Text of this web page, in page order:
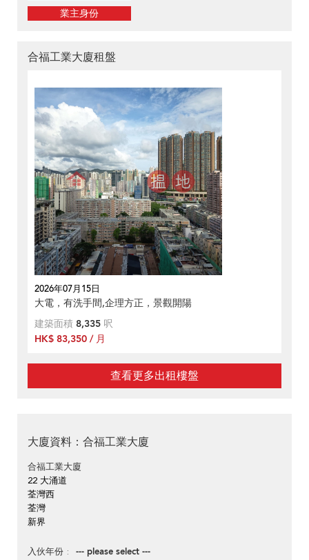
業主身份
合福工業大廈租盤
2026年07月15日
大電，有洗手間,企理方正，景觀開陽
建築面積 8,335 呎
HK$ 83,350 / 月
查看更多出租樓盤
大廈資料：合福工業大廈
合福工業大廈
22 大涌道
荃灣西
荃灣
新界
入伙年份 --- please select ---